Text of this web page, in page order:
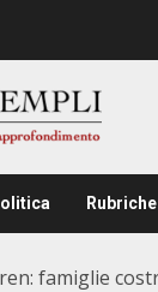
Rubriche
famiglie